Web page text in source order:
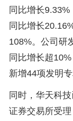
同比增长9.33%
同比增长
108%。公司研
同比增长超
新增44项发明专
同时，华天科
证券交易所受